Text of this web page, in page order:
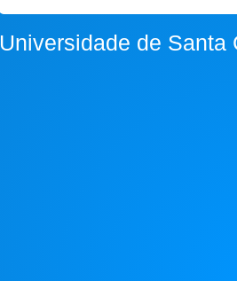
Universidade de Santa